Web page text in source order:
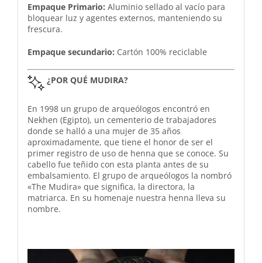
Empaque Primario: Aluminio sellado al vacío para
bloquear luz y agentes externos, manteniendo su
frescura.
Empaque secundario: Cartón 100% reciclable
¿POR QUÉ MUDIRA?
En 1998 un grupo de arqueólogos encontró en
Nekhen (Egipto), un cementerio de trabajadores
donde se halló a una mujer de 35 años
aproximadamente, que tiene el honor de ser el
primer registro de uso de henna que se conoce. Su
cabello fue teñido con esta planta antes de su
embalsamiento. El grupo de arqueólogos la nombró
«The Mudira» que significa, la directora, la
matriarca. En su homenaje nuestra henna lleva su
nombre.